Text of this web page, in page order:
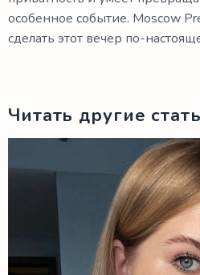
особенное событие. Moscow
сделать этот вечер по-
Читать другие